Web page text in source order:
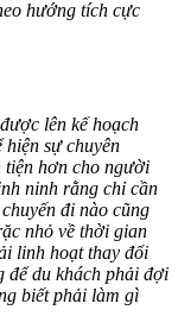
hướng tích cực
lên kế hoạch
sự chuyên
tiện hơn cho người
ninh rằng chỉ cần
đi nào cũng
nhỏ về thời gian
linh hoạt thay đổi
để du khách phải đợi
biết phải làm gì